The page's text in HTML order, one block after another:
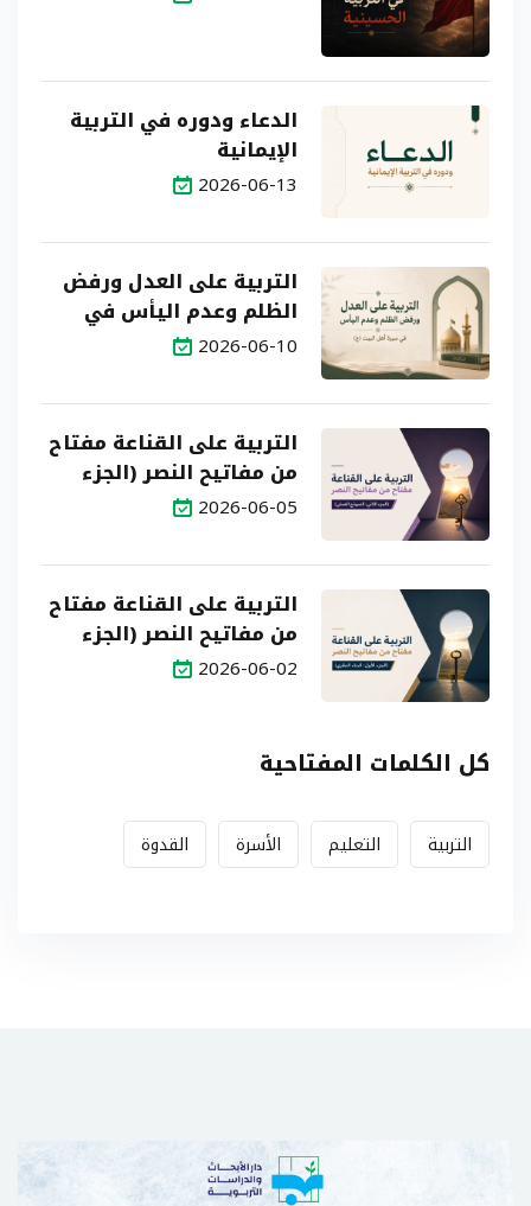
الدعاء ودوره في التربية
الإيمانية
2026-06-13
التربية على العدل ورفض
الظلم وعدم اليأس في
سيرة أهل البيت (ع)
2026-06-10
التربية على القناعة مفتاح
من مفاتيح النصر (الجزء
الثاني: النموذج العملي)
2026-06-05
التربية على القناعة مفتاح
من مفاتيح النصر (الجزء
الأول: البناء النظري)
2026-06-02
كل الكلمات المفتاحية
التربية التعليم الأسرة القدوة